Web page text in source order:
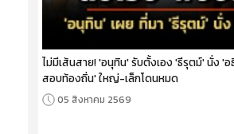
ไม่มีเส้นสาย! 'อนุทิน' รับตั้งเอง 'ธีรุตม์' นั่ง '
สอบท้องถิ่น' ใหญ่-เล็กโดนหมด
05 สิงหาคม 2569